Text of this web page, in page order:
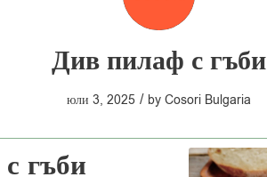
Див пилаф с гъби
юли 3, 2025 / by Cosori Bulgaria
гъби